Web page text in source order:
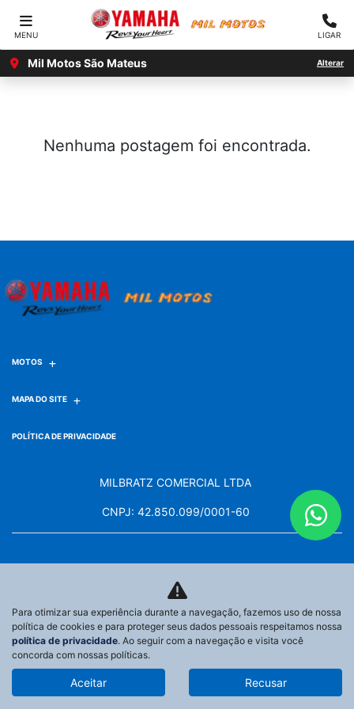
MENU LIGAR
Mil Motos São Mateus Alterar
Nenhuma postagem foi encontrada.
MOTOS
MAPA DO SITE
POLÍTICA DE PRIVACIDADE
MILBRATZ COMERCIAL LTDA
CNPJ: 42.850.099/0001-60
No trânsito, enxergar o outro salva
vidas.
Desenvolvido pela DEALERSPACE ® Direitos Reservados.
Para otimizar sua experiência durante a navegação, fazemos uso de nossa
política de cookies e para proteger seus dados pessoais respeitamos nossa
política de privacidade. Ao seguir com a navegação e visita você
concorda com nossas políticas.
Aceitar Recusar